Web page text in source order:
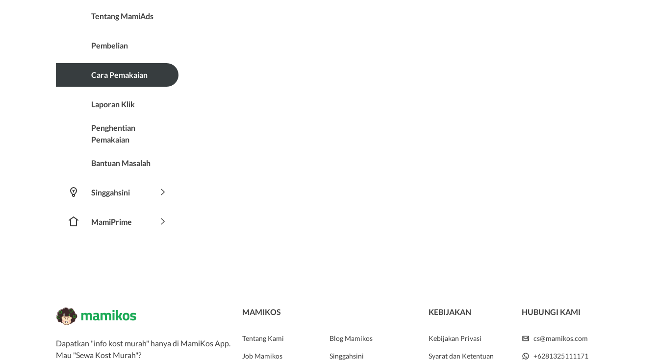
Tentang MamiAds
Pembelian
Cara Pemakaian
Laporan Klik
Penghentian
Pemakaian
Bantuan Masalah
Singgahsini
MamiPrime
Dapatkan "info kost murah" hanya di MamiKos App.
Mau "Sewa Kost Murah"?
MAMIKOS
Tentang Kami
Job Mamikos
Blog Mamikos
Singgahsini
KEBIJAKAN
Kebijakan Privasi
Syarat dan Ketentuan
HUBUNGI KAMI
cs@mamikos.com
+6281325111171